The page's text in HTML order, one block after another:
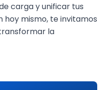
carga y unificar tus
mismo, te invitamos
la